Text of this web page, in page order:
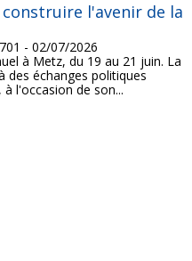
construire l'avenir de la
- 02/07/2026
à Metz, du 19 au 21 juin. La
des échanges politiques
l'occasion de son...